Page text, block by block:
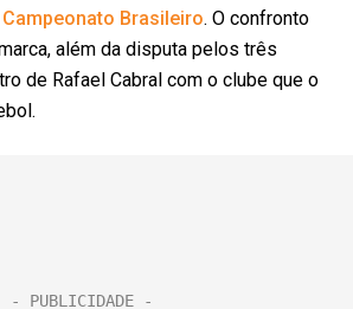
Campeonato Brasileiro. O confronto
além da disputa pelos três
de Rafael Cabral com o clube que o